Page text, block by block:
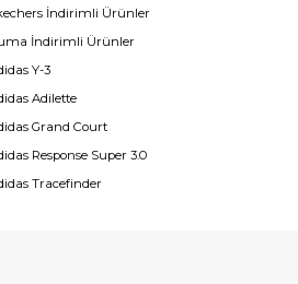
İndirimli Ürünler
İndirimli Ürünler
Y-3
Adilette
Grand Court
Response Super 3.0
Tracefinder